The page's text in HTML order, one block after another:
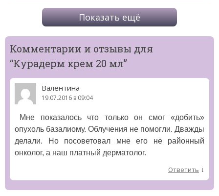
Показать ещё
Комментарии и отзывы для
“Курадерм крем 20 мл”
Валентина
19.07.2016 в 09:04
Мне показалось что только он смог «добить»
опухоль базалиому. Облучения не помогли. Дважды
делали. Но посоветовал мне его не районный
онколог, а наш платный дерматолог.
Ответить ↓